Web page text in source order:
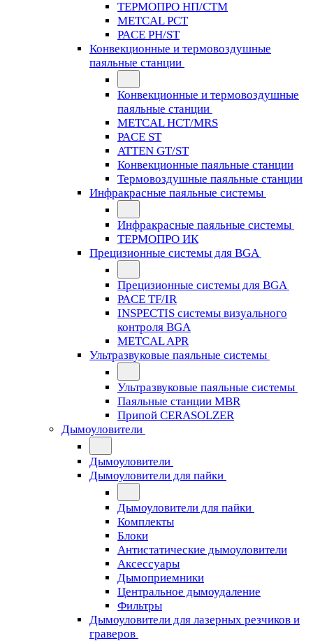
ТЕРМОПРО НП/СТМ
METCAL PCT
PACE PH/ST
Конвекционные и термовоздушные
паяльные станции
Конвекционные и термовоздушные
паяльные станции
METCAL HCT/MRS
PACE ST
ATTEN GT/ST
Конвекционные паяльные станции
Термовоздушные паяльные станции
Инфракрасные паяльные системы
Инфракрасные паяльные системы
ТЕРМОПРО ИК
Прецизионные системы для BGA
Прецизионные системы для BGA
PACE TF/IR
INSPECTIS системы визуального
контроля BGA
METCAL APR
Ультразвуковые паяльные системы
Ультразвуковые паяльные системы
Паяльные станции MBR
Припой CERASOLZER
Дымоуловители
Дымоуловители
Дымоуловители для пайки
Дымоуловители для пайки
Комплекты
Блоки
Антистатические дымоуловители
Аксессуары
Дымоприемники
Центральное дымоудаление
Фильтры
Дымоуловители для лазерных резчиков и
граверов